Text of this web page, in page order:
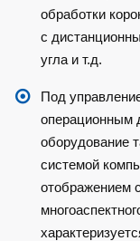
обработки
с
угла и т.д.
Под
операционным
оборудование
системой
отображением